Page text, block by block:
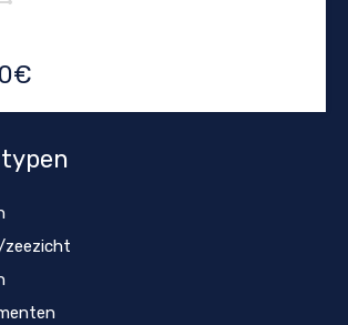
zeezicht